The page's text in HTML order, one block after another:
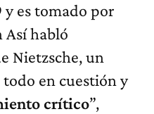
y es tomado por
Así habló
Nietzsche, un
en cuestión y
crítico”,